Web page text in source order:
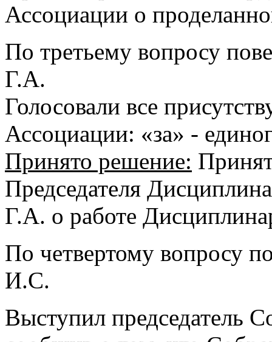
Ассоциации о
По третьему вопросу
Г.А.
Голосовали все
Ассоциации: «за» -
Принято решение:
Председателя
Г.А. о работе
По четвертому вопросу
И.С.
Выступил председатель